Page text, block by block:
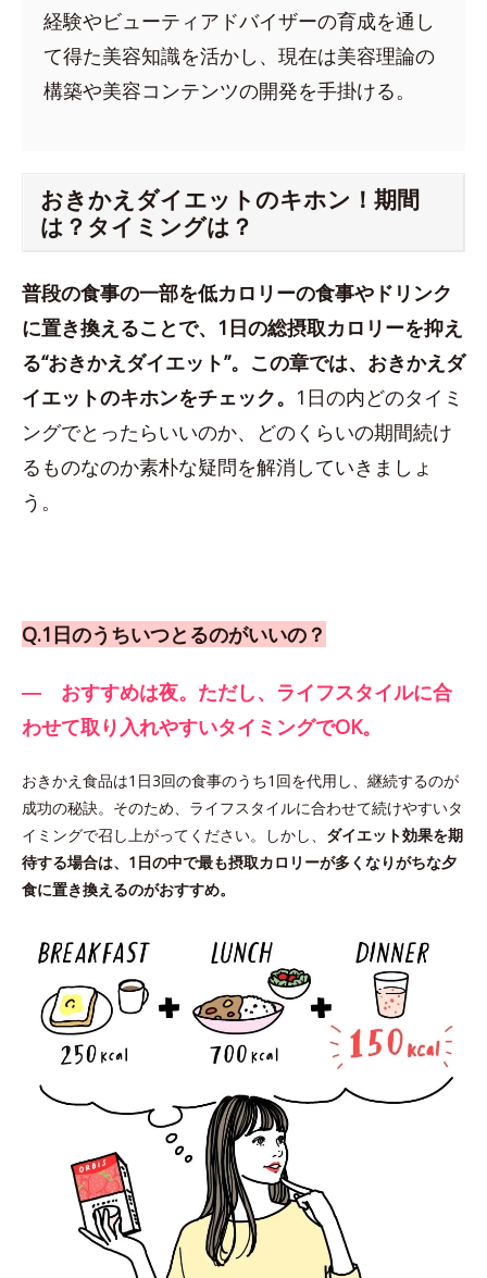
経験やビューティアドバイザーの育成を通し
て得た美容知識を活かし、現在は美容理論の
構築や美容コンテンツの開発を手掛ける。
おきかえダイエットのキホン！期間
は？タイミングは？
普段の食事の一部を低カロリーの食事やドリンク
に置き換えることで、1日の総摂取カロリーを抑え
る“おきかえダイエット”。この章では、おきかえダ
イエットのキホンをチェック。 1日の内どのタイミ
ングでとったらいいのか、どのくらいの期間続け
るものなのか素朴な疑問を解消していきましょ
う。
Q.1日のうちいつとるのがいいの？
― おすすめは夜。ただし、ライフスタイルに合
わせて取り入れやすいタイミングでOK。
おきかえ食品は1日3回の食事のうち1回を代用し、継続するのが
成功の秘訣。そのため、ライフスタイルに合わせて続けやすいタ
イミングで召し上がってください。しかし、 ダイエット効果を期
待する場合は、1日の中で最も摂取カロリーが多くなりがちな夕
食に置き換えるのがおすすめ。